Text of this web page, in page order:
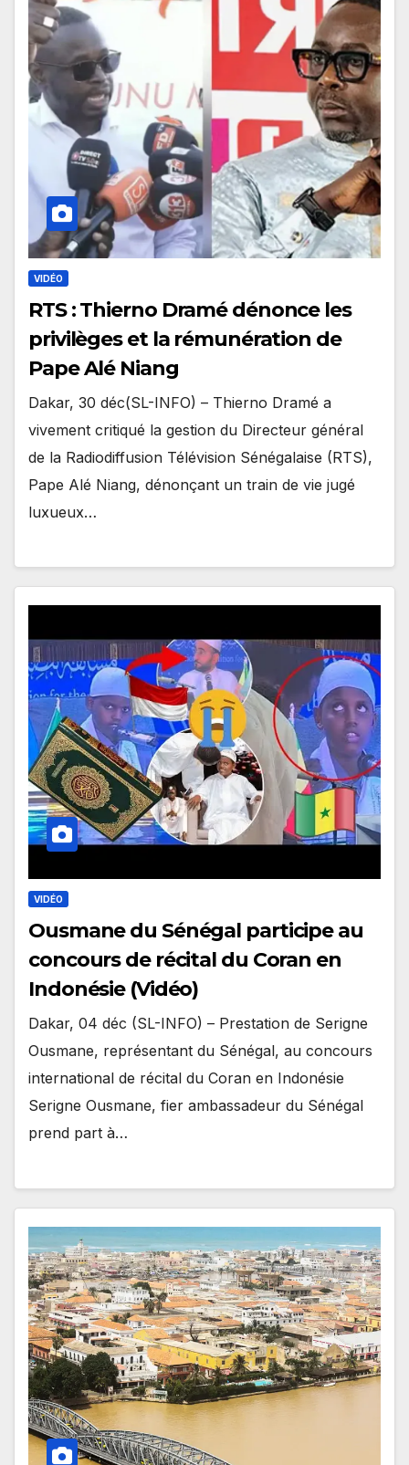
VIDÉO
RTS : Thierno Dramé dénonce les
privilèges et la rémunération de
Pape Alé Niang
Dakar, 30 déc(SL-INFO) – Thierno Dramé a
vivement critiqué la gestion du Directeur général
de la Radiodiffusion Télévision Sénégalaise (RTS),
Pape Alé Niang, dénonçant un train de vie jugé
luxueux…
VIDÉO
Ousmane du Sénégal participe au
concours de récital du Coran en
Indonésie (Vidéo)
Dakar, 04 déc (SL-INFO) – Prestation de Serigne
Ousmane, représentant du Sénégal, au concours
international de récital du Coran en Indonésie
Serigne Ousmane, fier ambassadeur du Sénégal
prend part à…